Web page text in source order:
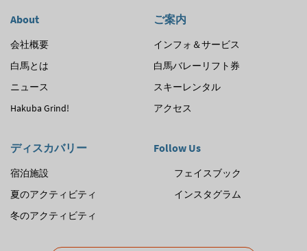
About
会社概要
白馬とは
ニュース
Hakuba Grind!
ご案内
インフォ＆サービス
白馬バレーリフト券
スキーレンタル
アクセス
ディスカバリー
宿泊施設
夏のアクティビティ
冬のアクティビティ
Follow Us
フェイスブック
インスタグラム